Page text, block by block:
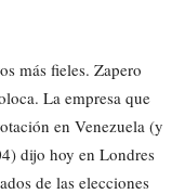
más fieles. Zapero
La empresa que
en Venezuela (y
dijo hoy en Londres
de las elecciones